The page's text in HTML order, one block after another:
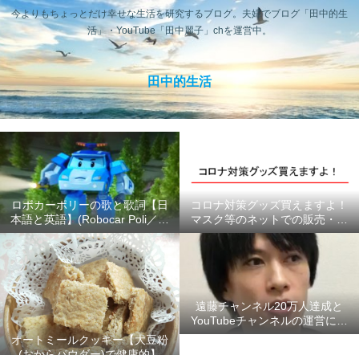
今よりもちょっとだけ幸せな生活を研究するブログ。夫婦でブログ「田中的生
活」・YouTube「田中麗子」chを運営中。
田中的生活
ロボカーポリーの歌と歌詞【日
本語と英語】(Robocar Poli／ロ
ボカーポリス)
コロナ対策グッズ買えますよ！
マスク等のネットでの販売・供
給状況のまとめ #ここにあるよ
ー
オートミールクッキー【大豆粉
遠藤チャンネル20万人達成と
YouTubeチャンネルの運営につ
いて【2020年6月】